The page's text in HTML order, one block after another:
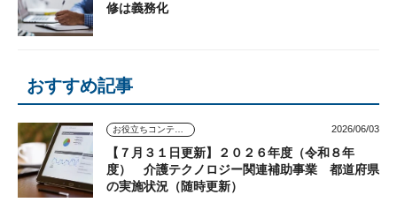
修は義務化
おすすめ記事
お役立ちコンテンツ 2026/06/03
【７月３１日更新】２０２６年度（令和８年
度） 介護テクノロジー関連補助事業 都道府県
の実施状況（随時更新）